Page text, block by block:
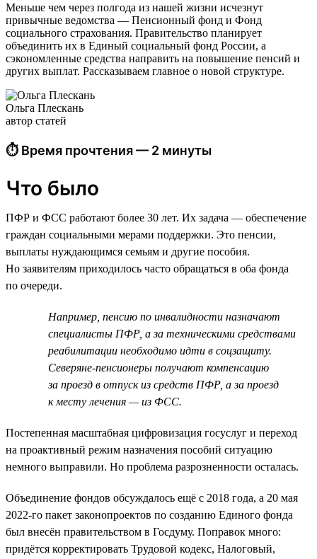
Меньше чем через полгода из нашей жизни исчезнут
привычные ведомства — Пенсионный фонд и Фонд
социального страхования. Правительство планирует
объединить их в Единый социальный фонд России, а
сэкономленные средства направить на повышение пенсий и
других выплат. Рассказываем главное о новой структуре.
Ольга Плескань
автор статей
⏱ Время прочтения — 2 минуты
Что было
ПФР и ФСС работают более 30 лет. Их задача — обеспечение
граждан социальными мерами поддержки. Это пенсии,
выплаты нуждающимся семьям и другие пособия.
Но заявителям приходилось часто обращаться в оба фонда
по очереди.
Например, пенсию по инвалидности назначают
специалисты ПФР, а за техническими средствами
реабилитации необходимо идти в соцзащиту.
Северяне-пенсионеры получают компенсацию
за проезд в отпуск из средств ПФР, а за проезд
к месту лечения — из ФСС.
Постепенная масштабная цифровизация госуслуг и переход
на проактивный режим назначения пособий ситуацию
немного выправили. Но проблема разрозненности осталась.
Объединение фондов обсуждалось ещё с 2018 года, а 20 мая
2022-го пакет законопроектов по созданию Единого фонда
был внесён правительством в Госдуму. Поправок много:
придётся корректировать Трудовой кодекс, Налоговый,